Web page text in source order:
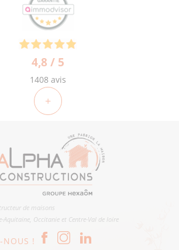
4,8 / 5
1408 avis
+
de maisons
Aquitaine, Occitanie et Centre-Val de loire
NOUS !